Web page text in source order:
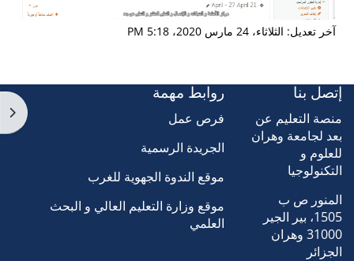
آخر تعديل: الثلاثاء، 24 مارس 2020، 5:18 PM
إتصل بنا
منصة التعليم عن
بعد لجامعة وهران
للعلوم و
التكنولوجيا
المنور ص ب
1505، بير الجير
31000 وهران
الجزائر
روابط مهمة
فرص عمل
الجريدة الرسمية
موقع الندوة الجهوية للغرب
موقع وزارة التعليم العالي و البحث
العلمي